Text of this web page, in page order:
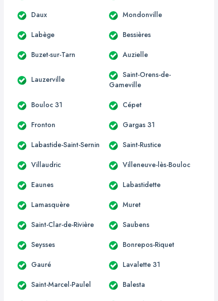
Daux Mondonville
Labège Bessières
Buzet-sur-Tarn Auzielle
Lauzerville
Saint-Orens-de-
Gameville
Bouloc 31 Cépet
Fronton Gargas 31
Labastide-Saint-Sernin Saint-Rustice
Villaudric Villeneuve-lès-Bouloc
Eaunes Labastidette
Lamasquère Muret
Saint-Clar-de-Rivière Saubens
Seysses Bonrepos-Riquet
Gauré Lavalette 31
Saint-Marcel-Paulel Balesta